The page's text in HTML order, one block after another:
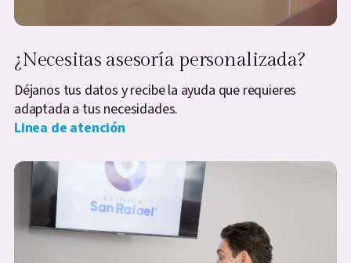
¿Necesitas asesoría personalizada?
Déjanos tus datos y recibe la ayuda que requieres
adaptada a tus necesidades.
Linea de atención